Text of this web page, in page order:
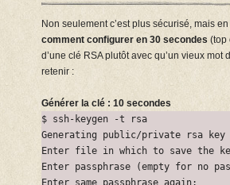
Non seulement c’est plus sécurisé, mais
comment configurer en 30 secondes (top
d’une clé RSA plutôt avec qu’un vieux
retenir :
Générer la clé : 10 secondes
$ ssh-keygen -t rsa
Generating public/private rsa
Enter file in which to save the
Enter passphrase (empty for no
Enter same passphrase again: